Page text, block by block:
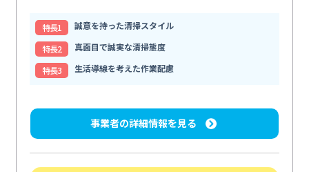
特⻑1
誠意を持った清掃スタイル
特⻑2
真面目で誠実な清掃態度
特⻑3
生活導線を考えた作業配慮
事業者の詳細情報を見る